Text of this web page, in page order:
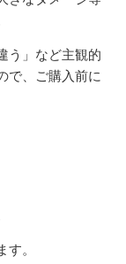
う」など主観的
で、ご購入前に
。